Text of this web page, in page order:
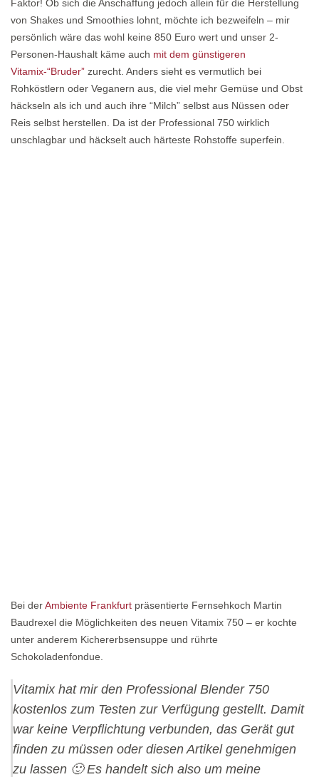
Faktor! Ob sich die Anschaffung jedoch allein für die Herstellung
von Shakes und Smoothies lohnt, möchte ich bezweifeln – mir
persönlich wäre das wohl keine 850 Euro wert und unser 2-
Personen-Haushalt käme auch mit dem günstigeren
Vitamix-“Bruder” zurecht. Anders sieht es vermutlich bei
Rohköstlern oder Veganern aus, die viel mehr Gemüse und Obst
häckseln als ich und auch ihre “Milch” selbst aus Nüssen oder
Reis selbst herstellen. Da ist der Professional 750 wirklich
unschlagbar und häckselt auch härteste Rohstoffe superfein.
Bei derAmbiente Frankfurt präsentierte Fernsehkoch Martin
Baudrexel die Möglichkeiten des neuen Vitamix 750 – er kochte
unter anderem Kichererbsensuppe und rührte
Schokoladenfondue.
Vitamix hat mir den Professional Blender 750
kostenlos zum Testen zur Verfügung gestellt. Damit
war keine Verpflichtung verbunden, das Gerät gut
finden zu müssen oder diesen Artikel genehmigen
zu lassen 🙂 Es handelt sich also um meine